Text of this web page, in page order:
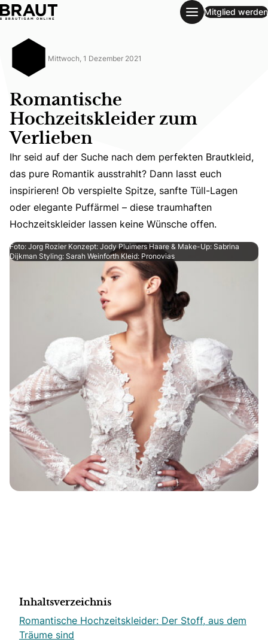
Romantische Hochzeitskleider zum Verlieben
Mitglied werden
Mittwoch, 1 Dezember 2021
Romantische
Hochzeitskleider zum
Verlieben
Ihr seid auf der Suche nach dem perfekten Brautkleid,
Ihr seid auf der Suche nach dem perfekten Brautkleid,
das pure Romantik ausstrahlt? Dann lasst euch
inspirieren! Ob verspielte Spitze, sanfte Tüll-Lagen
oder elegante Puffärmel – diese traumhaften
Hochzeitskleider lassen keine Wünsche offen.
Foto: Jorg Rozier Konzept: Jody Pluimers Haare & Make-Up: Sabrina
Dijkman Styling: Sarah Weinforth Kleid: Pronovias
Inhaltsverzeichnis
Romantische Hochzeitskleider: Der Stoff, aus dem
Träume sind